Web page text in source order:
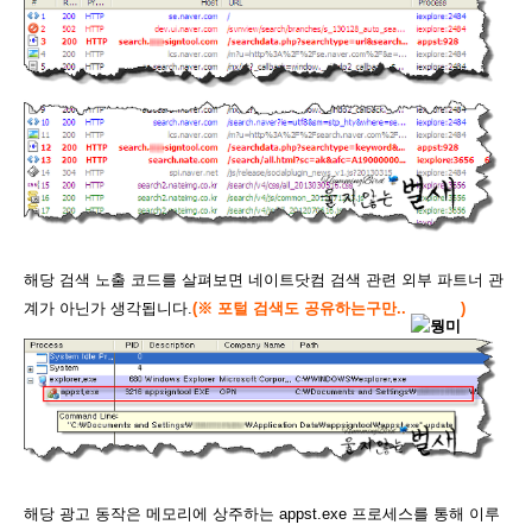
해당 검색 노출 코드를 살펴보면 네이트닷컴 검색 관련 외부 파트너 관
계가 아닌가 생각됩니다.(※ 포털 검색도 공유하는구만.. )
해당 광고 동작은 메모리에 상주하는 appst.exe 프로세스를 통해 이루